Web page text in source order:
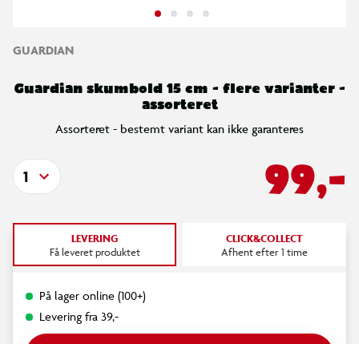
GUARDIAN
Guardian skumbold 15 cm - flere varianter -
assorteret
Assorteret - bestemt variant kan ikke garanteres
99,-
1
LEVERING
Få leveret produktet
CLICK&COLLECT
Afhent efter 1 time
På lager online (100+)
Levering fra 39,-